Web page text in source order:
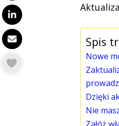
Spis
Nowe
Dzięki
Nie